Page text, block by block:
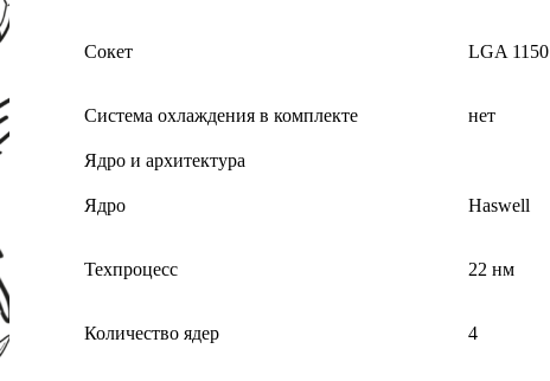
Сокет LGA 1150
Система охлаждения в комплекте нет
Ядро и архитектура
Ядро Haswell
Техпроцесс 22 нм
Количество ядер 4